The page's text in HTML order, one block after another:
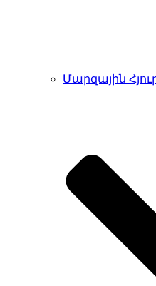
Մարզային